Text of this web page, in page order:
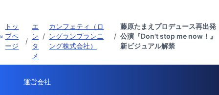
トッ
プペ
ージ
/
エ
ン
タ
メ
/
カンフェティ（ロ
ングランプランニ
ング株式会社）
/
藤原たまえプロデュース再出発
公演『Don't stop me now！』
新ビジュアル解禁
運営会社